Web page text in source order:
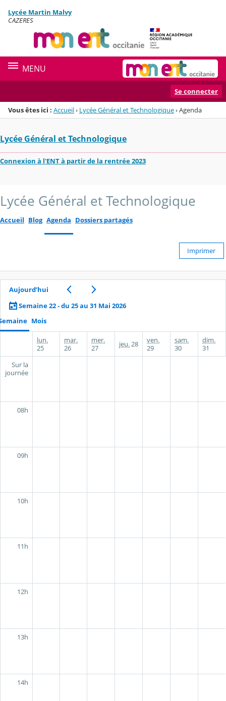
Menu de la rubrique
Contenu
Lycée Martin Malvy
CAZERES
MENU
Se connecter
Vous êtes ici : Accueil› Lycée Général et Technologique›Agenda
Lycée Général et Technologique
Connexion à l'ENT à partir de la rentrée 2023
Lycée Général et Technologique
Accueil Blog Agenda Dossiers partagés
Imprimer
Aujourd’hui
Semaine 22 - du 25 au 31 Mai 2026
Mois
lun.
25
mar.
26
mer.
27
jeu.28
ven.
29
sam.
30
dim.
31
Sur la
journée
08h
09h
10h
11h
12h
13h
14h